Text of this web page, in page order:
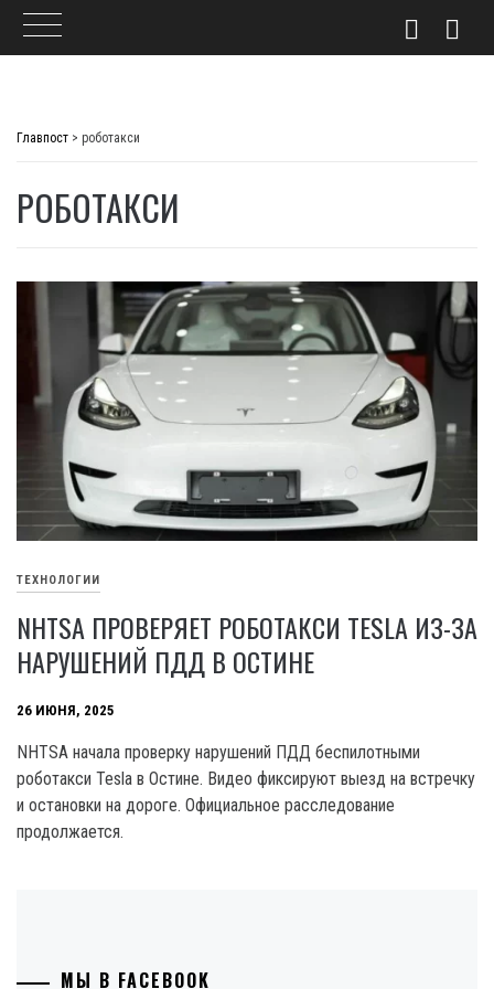
Главпост > роботакси
РОБОТАКСИ
ТЕХНОЛОГИИ
NHTSA ПРОВЕРЯЕТ РОБОТАКСИ TESLA ИЗ-ЗА
НАРУШЕНИЙ ПДД В ОСТИНЕ
26 ИЮНЯ, 2025
NHTSA начала проверку нарушений ПДД беспилотными
роботакси Tesla в Остине. Видео фиксируют выезд на встречку
и остановки на дороге. Официальное расследование
продолжается.
МЫ В FACEBOOK